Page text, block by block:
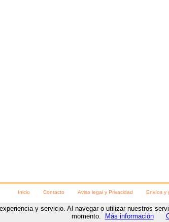
Inicio Contacto Aviso legal y Privacidad Envíos y
para las fiestasC/ Numancia, 8,Soria, ( Soria). Teléfono:975230078
Diseño y desarrollo webpor
y servicio. Al navegar o utilizar nuestros
momento.
Más información